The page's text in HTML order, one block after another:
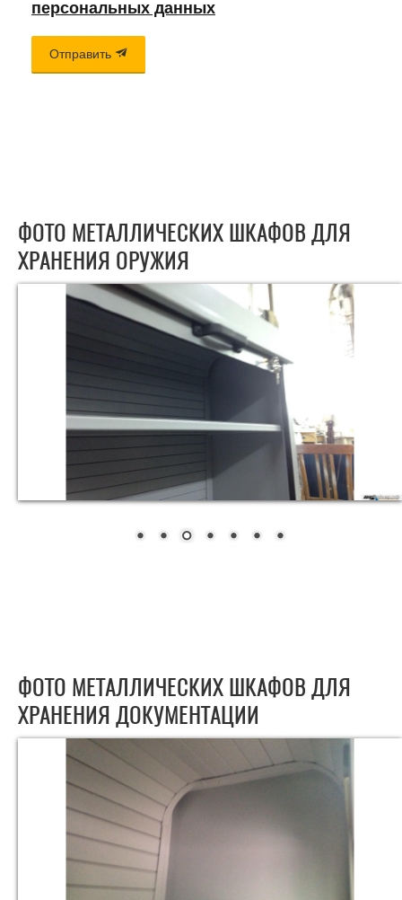
персональных данных
Отправить
ФОТО МЕТАЛЛИЧЕСКИХ ШКАФОВ ДЛЯ
ХРАНЕНИЯ ОРУЖИЯ
ФОТО МЕТАЛЛИЧЕСКИХ ШКАФОВ ДЛЯ
ХРАНЕНИЯ ДОКУМЕНТАЦИИ